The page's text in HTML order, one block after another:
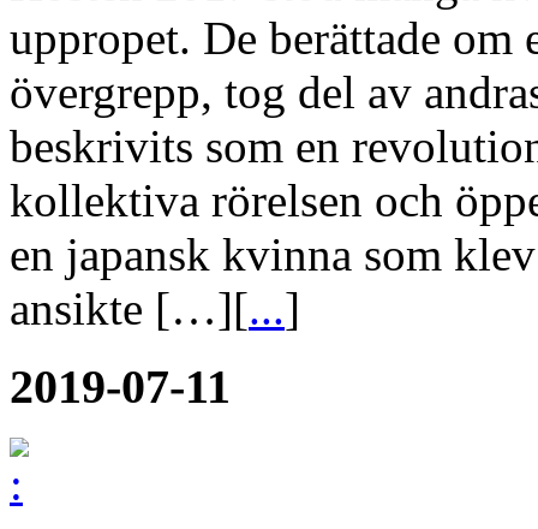
uppropet. De berättade om
övergrepp, tog del av
beskrivits som en
kollektiva rörelsen och
en japansk kvinna som
ansikte […][...]
2019-07-11